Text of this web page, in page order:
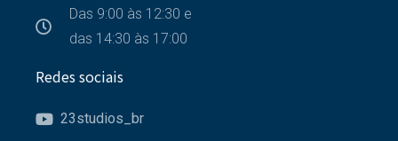
Das 9:00 às 12:30 e
das 14:30 às 17:00
Redes sociais
23studios_br